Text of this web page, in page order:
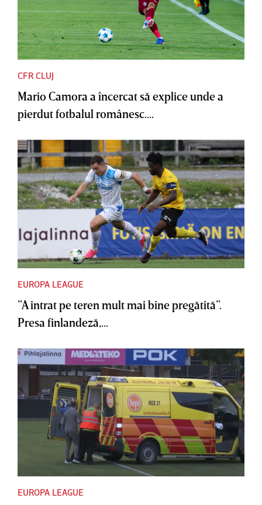
CFR CLUJ
Mario Camora a încercat să explice unde a
pierdut fotbalul românesc....
EUROPA LEAGUE
”A intrat pe teren mult mai bine pregătită”.
Presa finlandeză,...
EUROPA LEAGUE